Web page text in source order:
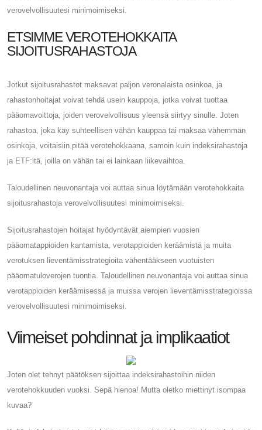
verovelvollisuutesi minimoimiseksi.
ETSIMME VEROTEHOKKAITA
SIJOITUSRAHASTOJA
Jotkut sijoitusrahastot maksavat paljon veronalaista osinkoa, ja
rahastonhoitajat voivat tehdä usein kauppoja, jotka voivat tuottaa
pääomavoittoja, joiden verovelvollisuus yleensä siirtyy sinulle. Joten
rahastoa, joka käy suhteellisen vähän kauppaa tai maksaa vähemmän
osinkoja, voitaisiin pitää verotehokkaana, samoin kuin indeksirahastoja
ja ETF:itä, joilla on vähän tai ei lainkaan liikevaihtoa.
Taloudellinen neuvonantaja voi auttaa sinua löytämään verotehokkaita
sijoitusrahastoja verovelvollisuutesi minimoimiseksi.
Sijoitusrahastojen hoitajat hyödyntävät aiempien vuosien
pääomatappioiden kantamista, verotappioiden keräämistä ja muita
verotuksen lieventämisstrategioita vähentääkseen vuotuisten
pääomatuloverojen tuontia. Taloudellinen neuvonantaja voi auttaa sinua
verotappioiden keräämisessä ja muissa verojen lieventämisstrategioissa
verovelvollisuutesi minimoimiseksi.
Viimeiset pohdinnat ja implikaatiot
Joten olet tehnyt päätöksen sijoittaa indeksirahastoihin niiden
verotehokkuuden vuoksi. Sepä hienoa! Mutta oletko miettinyt isompaa
kuvaa?